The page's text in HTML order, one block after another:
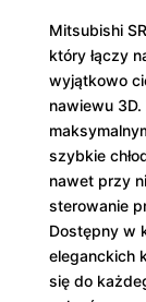
Mitsubishi
który łączy
wyjątkowo
nawiewu
szybkie
nawet przy
sterowanie
Dostępny w
eleganckich
się do